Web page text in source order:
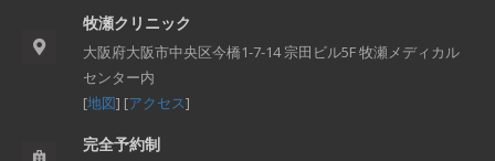
牧瀬クリニック
大阪府大阪市中央区今橋1-7-14 宗田ビル5F 牧瀬メディカル
センター内
[地図] [アクセス]
完全予約制